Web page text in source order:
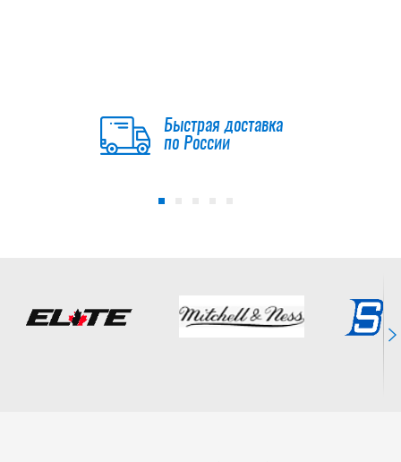
Быстрая доставка
по России